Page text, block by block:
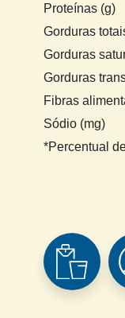
Proteínas (g)
Gorduras
Gorduras
Gorduras
Fibras
Sódio (mg)
*Percentual